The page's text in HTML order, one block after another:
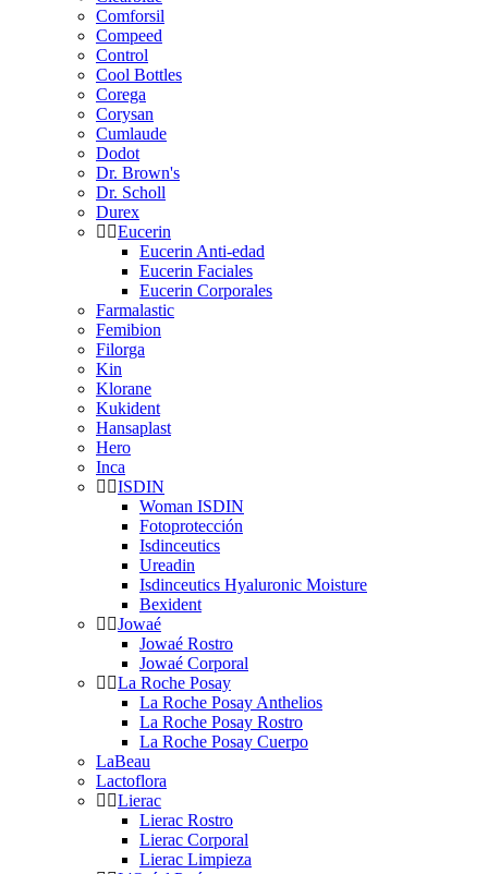
Comforsil
Compeed
Control
Cool Bottles
Corega
Corysan
Cumlaude
Dodot
Dr. Brown's
Dr. Scholl
Durex
Eucerin
Eucerin Anti-edad
Eucerin Faciales
Eucerin Corporales
Farmalastic
Femibion
Filorga
Kin
Klorane
Kukident
Hansaplast
Hero
Inca
ISDIN
Woman ISDIN
Fotoprotección
Isdinceutics
Ureadin
Isdinceutics Hyaluronic Moisture
Bexident
Jowaé
Jowaé Rostro
Jowaé Corporal
La Roche Posay
La Roche Posay Anthelios
La Roche Posay Rostro
La Roche Posay Cuerpo
LaBeau
Lactoflora
Lierac
Lierac Rostro
Lierac Corporal
Lierac Limpieza